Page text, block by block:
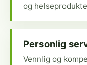
og
Personlig
Vennlig og